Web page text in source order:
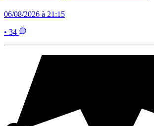
06/08/2026 à 21:15
• 34